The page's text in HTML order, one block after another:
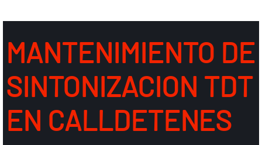
MANTENIMIENTO DE
SINTONIZACION TDT
EN CALLDETENES